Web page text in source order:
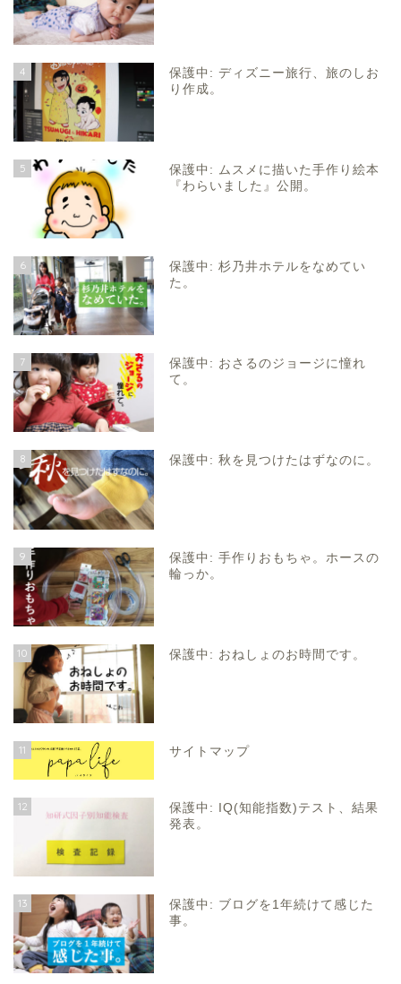
4
保護中: ディズニー旅行、旅のしお
り作成。
5
保護中: ムスメに描いた手作り絵本
『わらいました』公開。
6
保護中: 杉乃井ホテルをなめてい
た。
7
保護中: おさるのジョージに憧れ
て。
8 保護中: 秋を見つけたはずなのに。
9
保護中: 手作りおもちゃ。ホースの
輪っか。
10 保護中: おねしょのお時間です。
11 サイトマップ
12
保護中: IQ(知能指数)テスト、結果
発表。
13
保護中: ブログを1年続けて感じた
事。